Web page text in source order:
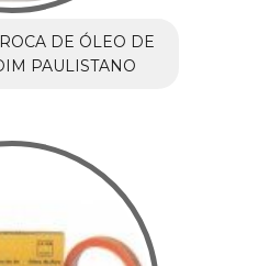
DE ÓLEO DE
PAULISTANO